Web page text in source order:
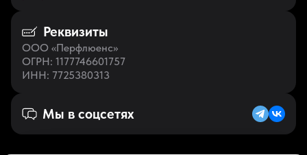
Реквизиты
ООО «Перфлюенс»
ОГРН: 1177746601757
ИНН: 7725380313
Мы в соцсетях